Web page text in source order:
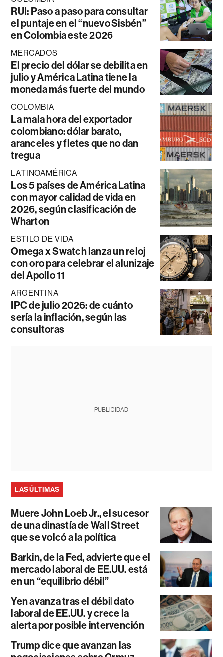
RUI: Paso a paso para consultar
el puntaje en el “nuevo Sisbén”
en Colombia este 2026
MERCADOS
El precio del dólar se debilita en
julio y América Latina tiene la
moneda más fuerte del mundo
COLOMBIA
La mala hora del exportador
colombiano: dólar barato,
aranceles y fletes que no dan
tregua
LATINOAMÉRICA
Los 5 países de América Latina
con mayor calidad de vida en
2026, según clasificación de
Wharton
ESTILO DE VIDA
Omega x Swatch lanza un reloj
con oro para celebrar el alunizaje
del Apollo 11
ARGENTINA
IPC de julio 2026: de cuánto
sería la inflación, según las
consultoras
PUBLICIDAD
LAS ÚLTIMAS
Muere John Loeb Jr., el sucesor
de una dinastía de Wall Street
que se volcó a la política
Barkin, de la Fed, advierte que el
mercado laboral de EE.UU. está
en un “equilibrio débil”
Yen avanza tras el débil dato
laboral de EE.UU. y crece la
alerta por posible intervención
Trump dice que avanzan las